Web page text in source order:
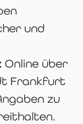
und
Online über
Frankfurt
zu